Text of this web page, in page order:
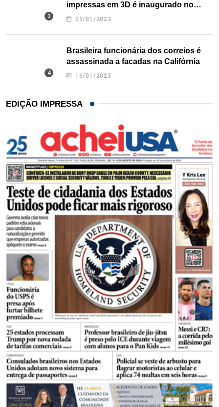
impressas em 3D é inaugurado no
Texas
05/01/2023
Brasileira funcionária dos correios é
assassinada a facadas na Califórnia
16/01/2023
EDIÇÃO IMPRESSA